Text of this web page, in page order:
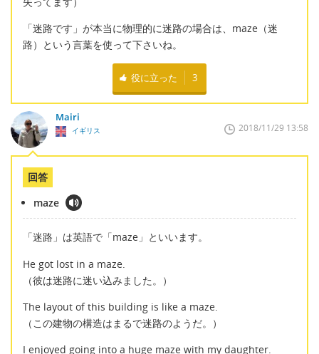
「迷路です」が本当に物理的に迷路の場合は、maze（迷
路）という言葉を使って下さいね。
役に立った 3
Mairi
イギリス 2018/11/29 13:58
回答
maze
「迷路」は英語で「maze」といいます。
He got lost in a maze.
（彼は迷路に迷い込みました。）
The layout of this building is like a maze.
（この建物の構造はまるで迷路のようだ。）
I enjoyed going into a huge maze with my daughter.